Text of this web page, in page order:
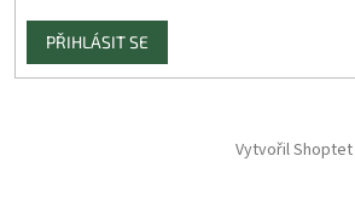
PŘIHLÁSIT SE
Vytvořil Shoptet